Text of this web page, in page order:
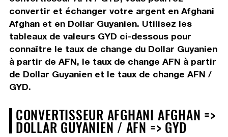
convertir et échanger votre argent en Afghani
Afghan et en Dollar Guyanien. Utilisez les
tableaux de valeurs GYD ci-dessous pour
connaître le taux de change du Dollar Guyanien
à partir de AFN, le taux de change AFN à partir
de Dollar Guyanien et le taux de change AFN /
GYD.
CONVERTISSEUR AFGHANI AFGHAN =>
DOLLAR GUYANIEN / AFN => GYD